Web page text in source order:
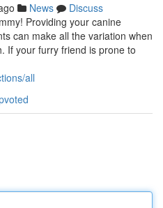
News
Discuss
Providing your canine
can make all the variation when
If your furry friend is prone to
all